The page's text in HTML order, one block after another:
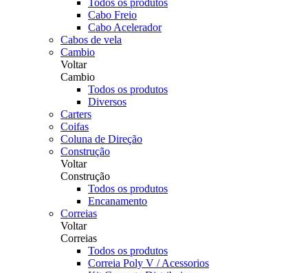
Todos os produtos
Cabo Freio
Cabo Acelerador
Cabos de vela
Cambio
Voltar
Cambio
Todos os produtos
Diversos
Carters
Coifas
Coluna de Direção
Construção
Voltar
Construção
Todos os produtos
Encanamento
Correias
Voltar
Correias
Todos os produtos
Correia Poly V / Acessorios